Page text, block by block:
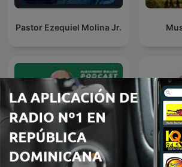
Pastor Ezequiel Molina Jr.